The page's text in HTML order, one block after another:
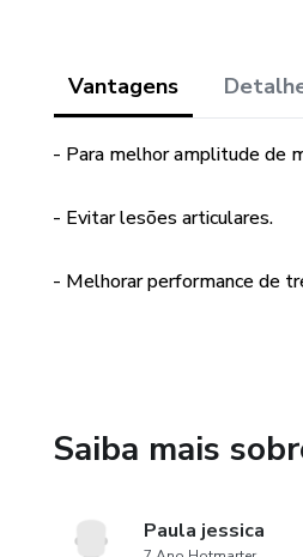
-
-
-
Vantagens
- Para melhor amplitude de
- Evitar lesões articulares.
- Melhorar performance de
Saiba mais
Paula jessica